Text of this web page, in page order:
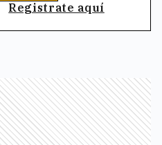
Registrate aquí